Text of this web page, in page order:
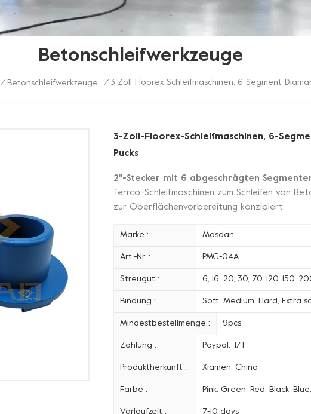
Betonschleifwerkzeuge
/ Betonschleifwerkzeuge / 3-Zoll-Floorex-Schleifmaschinen, 6-Segment-
3-Zoll-Floorex-Schleifmaschinen, 6-
Pucks
2''-Stecker mit 6 abgeschrägten
Terrco-Schleifmaschinen zum Schleifen von
zur Oberflächenvorbereitung konzipiert.
Marke : Mosdan
Art.-Nr. : PMG-04A
Streugut : 6, 16, 20, 30, 70, 120, 150,
Bindung : Soft, Medium, Hard, Extra
Mindestbestellmenge : 9pcs
Zahlung : Paypal, T/T
Produktherkunft : Xiamen, China
Farbe : Pink, Green, Red, Black,
Vorlaufzeit : 7-10 days